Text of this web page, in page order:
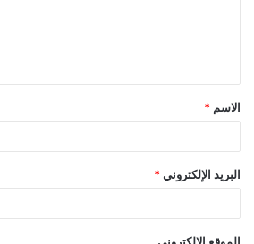
الاسم *
البريد الإلكتروني *